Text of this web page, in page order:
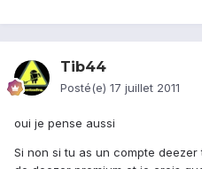
Tib44
Posté(e) 17 juillet 2011
oui je pense aussi
Si non si tu as un compte